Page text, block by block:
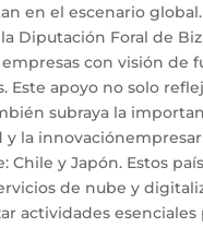
en el escenario
Diputación Foral de
con visión de
Este apoyo no solo
subraya la
la
Chile y Japón. Estos
de nube y
actividades